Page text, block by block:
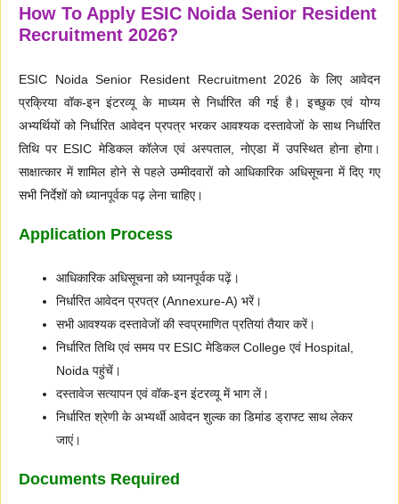
How To Apply ESIC Noida Senior Resident
Recruitment 2026?
ESIC Noida Senior Resident Recruitment 2026 के लिए आवेदन
प्रक्रिया वॉक-इन इंटरव्यू के माध्यम से निर्धारित की गई है। इच्छुक एवं योग्य
अभ्यर्थियों को निर्धारित आवेदन प्रपत्र भरकर आवश्यक दस्तावेजों के साथ निर्धारित
तिथि पर ESIC मेडिकल कॉलेज एवं अस्पताल, नोएडा में उपस्थित होना होगा।
साक्षात्कार में शामिल होने से पहले उम्मीदवारों को आधिकारिक अधिसूचना में दिए गए
सभी निर्देशों को ध्यानपूर्वक पढ़ लेना चाहिए।
Application Process
आधिकारिक अधिसूचना को ध्यानपूर्वक पढ़ें।
निर्धारित आवेदन प्रपत्र (Annexure-A) भरें।
सभी आवश्यक दस्तावेजों की स्वप्रमाणित प्रतियां तैयार करें।
निर्धारित तिथि एवं समय पर ESIC मेडिकल College एवं Hospital,
Noida पहुंचें।
दस्तावेज सत्यापन एवं वॉक-इन इंटरव्यू में भाग लें।
निर्धारित श्रेणी के अभ्यर्थी आवेदन शुल्क का डिमांड ड्राफ्ट साथ लेकर
जाएं।
Documents Required